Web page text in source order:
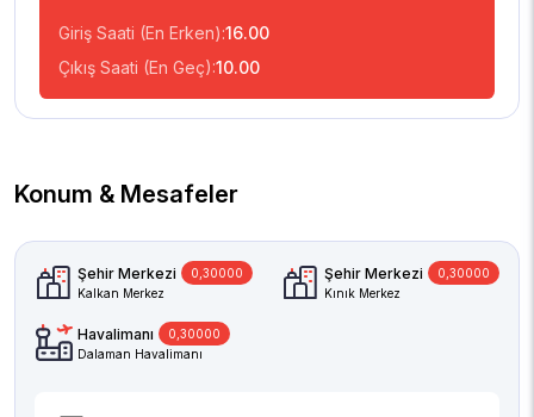
Giriş Saati (En Erken):16.00
Çıkış Saati (En Geç):10.00
Konum & Mesafeler
Şehir Merkezi
0,30000
Kalkan Merkez
Şehir Merkezi
0,30000
Kınık Merkez
Havalimanı
0,30000
Dalaman Havalimanı